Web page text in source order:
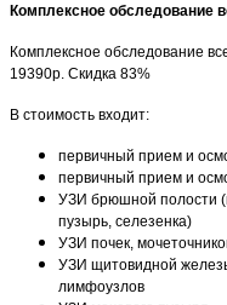
Комплексное обследование
Комплексное обследование
19390р. Скидка 83%
В стоимость входит:
первичный прием и
первичный прием и
УЗИ брюшной полости
пузырь, селезенка)
УЗИ почек,
УЗИ щитовидной
лимфоузлов